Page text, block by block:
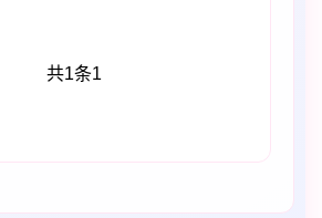
共1条1